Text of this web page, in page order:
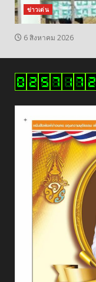
ข่าวเด่น
6 สิงหาคม 2026